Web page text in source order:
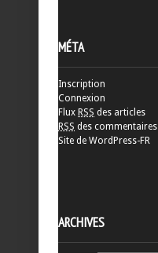
MÉTA
Inscription
Connexion
Flux RSS des articles
RSS des commentaires
Site de WordPress-FR
ARCHIVES